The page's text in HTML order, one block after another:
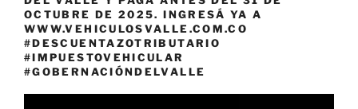
OCTUBRE DE 2025. INGRESÁ YA A
WWW.VEHICULOSVALLE.COM.CO
#DESCUENTAZOTRIBUTARIO
#IMPUESTOVEHICULAR
#GOBERNACIÓNDELVALLE